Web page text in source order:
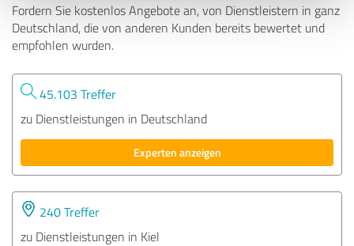
Fordern Sie kostenlos Angebote an, von Dienstleistern in ganz
Deutschland, die von anderen Kunden bereits bewertet und
empfohlen wurden.
45.103 Treffer
zu Dienstleistungen in Deutschland
Experten anzeigen
240 Treffer
zu Dienstleistungen in Kiel